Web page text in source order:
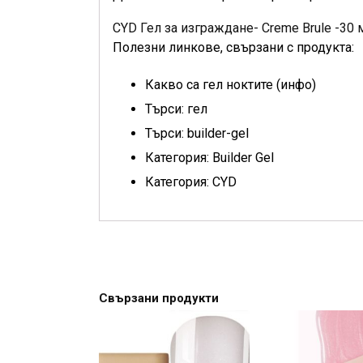
CYD Гел за изграждане- Creme Brule -30
Полезни линкове, свързани с продукта:
Какво са гел ноктите (инфо)
Търси: гел
Търси: builder-gel
Категория: Builder Gel
Категория: CYD
Свързани продукти